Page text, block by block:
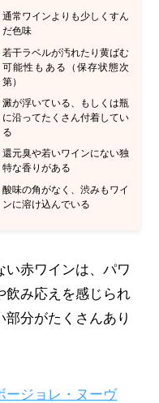
通常ワインよりも少しくすん
だ色味
若干ラベルが汚れたり黄ばむ
可能性もある（保存状態次
第）
澱が浮いている、もしくは瓶
に沿ってたくさん付着してい
る
還元臭や若いワインにない独
特な香りがある
酸味の角がなく、渋みもワイ
ンに溶け込んでいる
い赤ワインは、パワ
飲み応えを感じられ
分がたくさんあり
ージョレ・ヌーヴ